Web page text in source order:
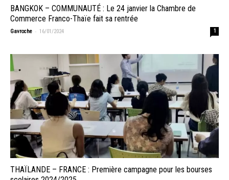
BANGKOK – COMMUNAUTÉ : Le 24 janvier la Chambre de
Commerce Franco-Thaïe fait sa rentrée
Gavroche - 16/01/2024 1
THAÏLANDE – FRANCE : Première campagne pour les bourses